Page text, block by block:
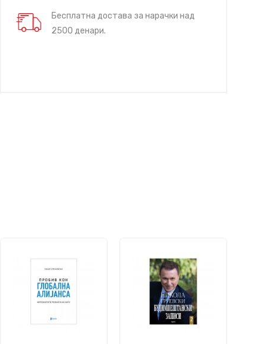
Бесплатна достава за нарачки над
2500 денари.